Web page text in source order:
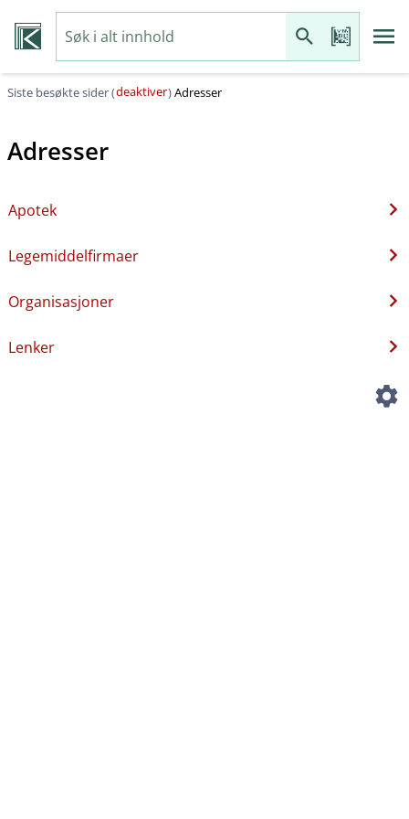
Siste besøkte sider (deaktiver)Adresser
Adresser
Apotek
Legemiddelfirmaer
Organisasjoner
Lenker